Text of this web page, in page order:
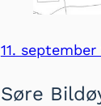
11. september
Søre